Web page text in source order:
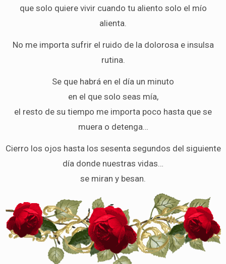
que solo quiere vivir cuando tu aliento solo el mío
alienta.
No me importa sufrir el ruido de la dolorosa e insulsa
rutina.
Se que habrá en el día un minuto
en el que solo seas mía,
el resto de su tiempo me importa poco hasta que se
muera o detenga…
Cierro los ojos hasta los sesenta segundos del siguiente
día donde nuestras vidas…
se miran y besan.